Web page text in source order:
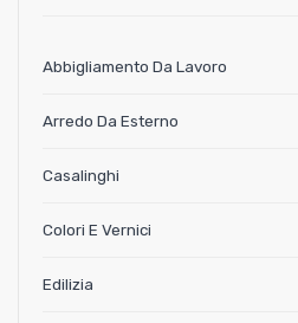
Abbigliamento Da Lavoro
Arredo Da Esterno
Casalinghi
Colori E Vernici
Edilizia